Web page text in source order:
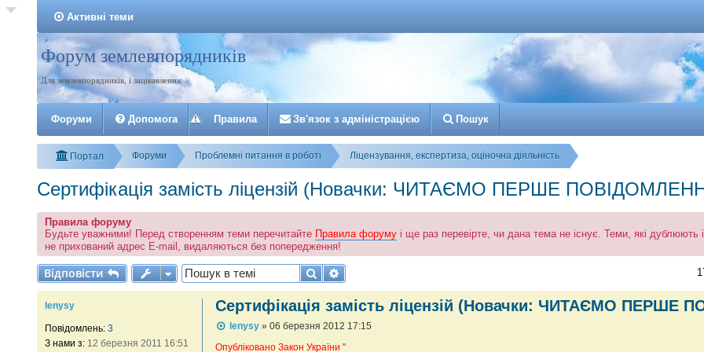
Активні теми
Реєстрація
Форум землевпорядників
Для землевпорядників, і зацікавлених
Форуми Допомога Правила Зв'язок з адміністрацією Пошук
Портал Форуми Проблемні питання в роботі Ліцензування, експертиза, оціночна діяльність
Сертифікація замість ліцензій (Новачки: ЧИТАЄМО ПЕРШЕ
Правила форуму
Будьте уважними! Перед створенням теми перечитайте Правила форуму і ще раз перевірте, чи дана тема не існує. Теми, які
не прихований адрес E-mail, видаляються без попередження!
Відповісти
Відповісти ПошукРозширений пошук
lenysy
Повідомлень: 3
З нами з: 12 березня 2011 16:51
Сертифікація замість ліцензій (Новачки: ЧИТАЄМО ПЕРШЕ
П
в
lenysy »06 березня 2012 17:15
Опубліковано Закон України "